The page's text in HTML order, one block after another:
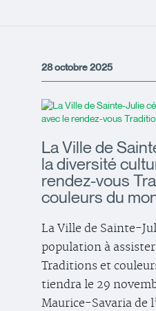
28 octobre 2025
La Ville de
la diversité
rendez-vous
couleurs du
La Ville de Sainte-
population à
Traditions et
tiendra le 29
Maurice-Savaria de